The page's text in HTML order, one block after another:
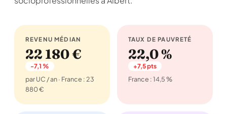
REVENU MÉDIAN
22 180 €
-7,1 %
par UC / an · France : 23
880 €
TAUX DE PAUVRETÉ
22,0 %
+7,5 pts
France : 14,5 %